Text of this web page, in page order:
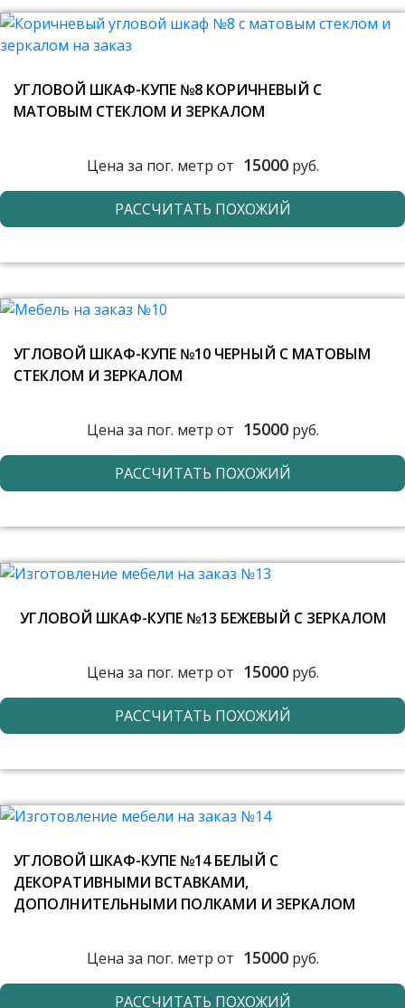
УГЛОВОЙ ШКАФ-КУПЕ №8 КОРИЧНЕВЫЙ С
МАТОВЫМ СТЕКЛОМ И ЗЕРКАЛОМ
Цена за пог. метр от 15000руб.
РАССЧИТАТЬ ПОХОЖИЙ
УГЛОВОЙ ШКАФ-КУПЕ №10 ЧЕРНЫЙ С МАТОВЫМ
СТЕКЛОМ И ЗЕРКАЛОМ
Цена за пог. метр от 15000руб.
РАССЧИТАТЬ ПОХОЖИЙ
УГЛОВОЙ ШКАФ-КУПЕ №13 БЕЖЕВЫЙ С ЗЕРКАЛОМ
Цена за пог. метр от 15000руб.
РАССЧИТАТЬ ПОХОЖИЙ
УГЛОВОЙ ШКАФ-КУПЕ №14 БЕЛЫЙ С
ДЕКОРАТИВНЫМИ ВСТАВКАМИ,
ДОПОЛНИТЕЛЬНЫМИ ПОЛКАМИ И ЗЕРКАЛОМ
Цена за пог. метр от 15000руб.
РАССЧИТАТЬ ПОХОЖИЙ